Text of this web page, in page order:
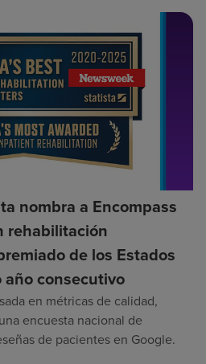
nombra a Encompass
rehabilitación
de los Estados
año consecutivo
en métricas de calidad,
encuesta nacional de
de pacientes en Google.